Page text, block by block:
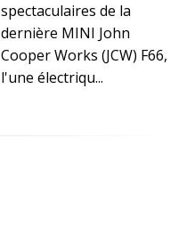
spectaculaires de la
dernière MINI John
Cooper Works (JCW) F66,
l'une électriqu...